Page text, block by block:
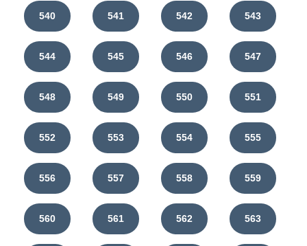
540 541 542 543
544 545 546 547
548 549 550 551
552 553 554 555
556 557 558 559
560 561 562 563